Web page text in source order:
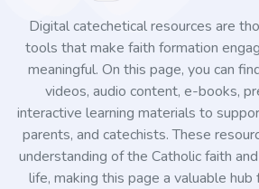
Digital catechetical resources are
tools that make faith formation
meaningful. On this page, you can
videos, audio content, e-books,
interactive learning materials to
parents, and catechists. These
understanding of the Catholic faith
life, making this page a valuable hub